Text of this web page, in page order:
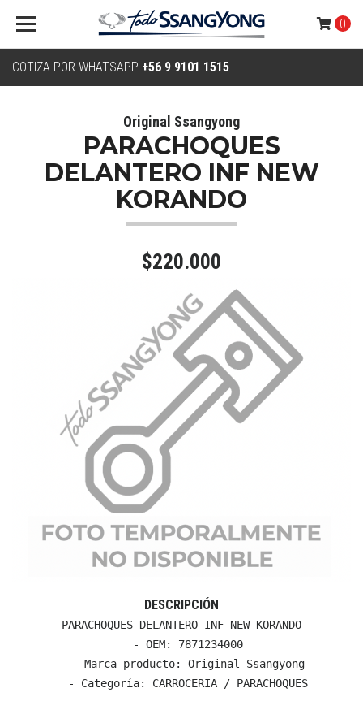
COTIZA POR WHATSAPP +56 9 9101 1515
0
Original Ssangyong
PARACHOQUES
DELANTERO INF NEW
KORANDO
$220.000
DESCRIPCIÓN
PARACHOQUES DELANTERO INF NEW KORANDO
  - OEM: 7871234000
  - Marca producto: Original Ssangyong
  - Categoría: CARROCERIA / PARACHOQUES